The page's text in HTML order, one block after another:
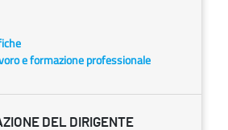
e formazione professionale
DEL DIRIGENTE